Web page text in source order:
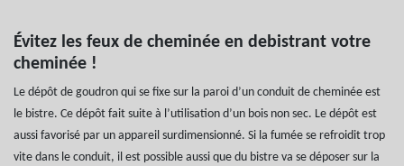
Évitez les feux de cheminée en debistrant votre
cheminée !
Le dépôt de goudron qui se fixe sur la paroi d’un conduit de cheminée est
le bistre. Ce dépôt fait suite à l’utilisation d’un bois non sec. Le dépôt est
aussi favorisé par un appareil surdimensionné. Si la fumée se refroidit trop
vite dans le conduit, il est possible aussi que du bistre va se déposer sur la